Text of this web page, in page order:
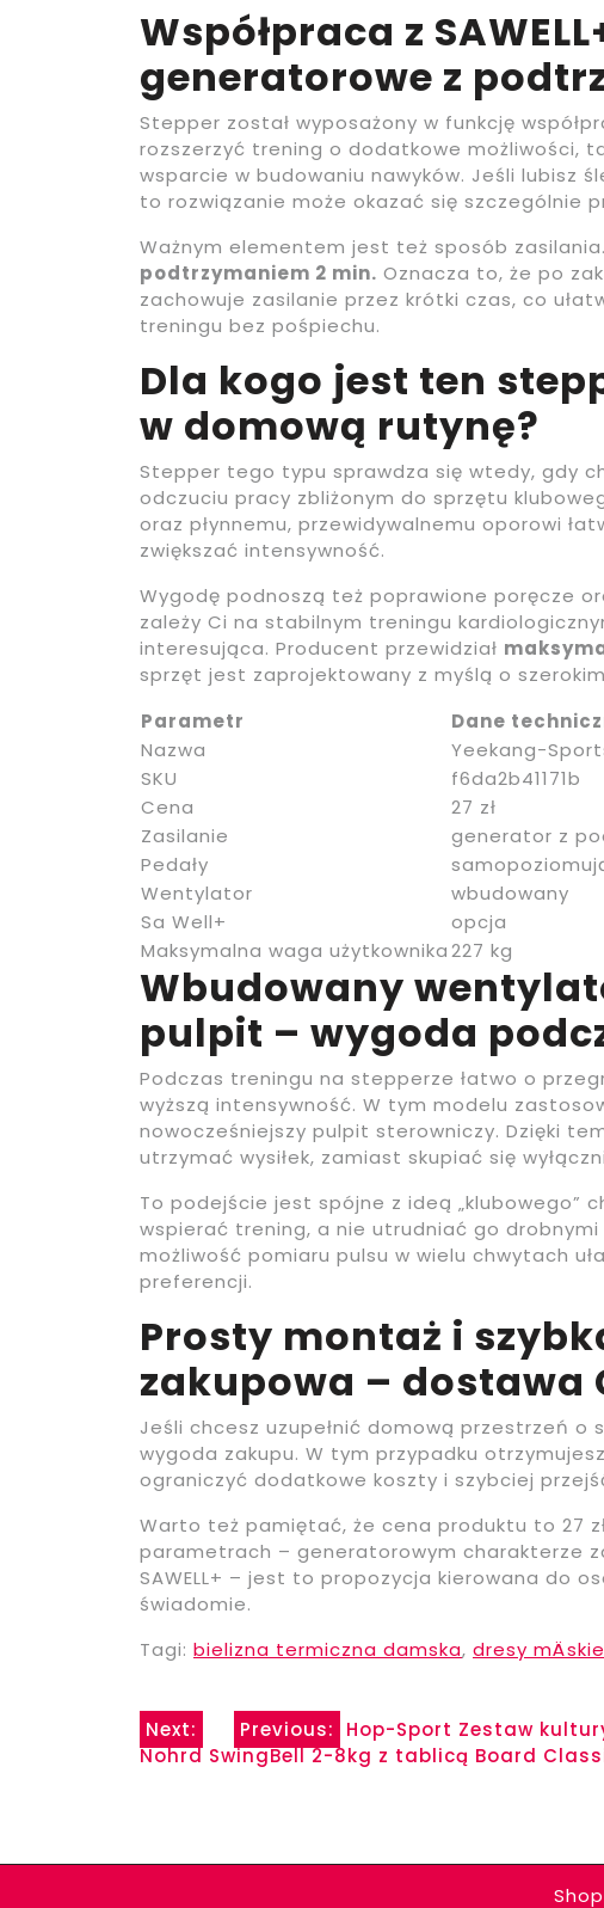
Współpraca z
generatorowe z
Stepper został wyposażony w funkcję
rozszerzyć trening o dodatkowe możliwości,
wsparcie w budowaniu nawyków. Jeśli lubisz
to rozwiązanie może okazać się szczególnie
Ważnym elementem jest też sposób
podtrzymaniem 2 min. Oznacza to, że po
zachowuje zasilanie przez krótki czas, co
treningu bez pośpiechu.
Dla kogo jest ten
w domową rutynę?
Stepper tego typu sprawdza się wtedy, gdy
odczuciu pracy zbliżonym do sprzętu
oraz płynnemu, przewidywalnemu oporowi
zwiększać intensywność.
Wygodę podnoszą też poprawione poręcze
zależy Ci na stabilnym treningu
interesująca. Producent przewidział
sprzęt jest zaprojektowany z myślą o
Parametr
Dane
Nazwa
Yeekang-
SKU
f6da2b41171b
Cena
27 zł
Zasilanie
generator z
Pedały
Wentylator
wbudowany
Sa Well+
opcja
Maksymalna waga użytkownika227 kg
Wbudowany
pulpit – wygoda
Podczas treningu na stepperze łatwo o
wyższą intensywność. W tym modelu
nowocześniejszy pulpit sterowniczy. Dzięki
utrzymać wysiłek, zamiast skupiać się
To podejście jest spójne z ideą „klubowego”
wspierać trening, a nie utrudniać go
możliwość pomiaru pulsu w wielu chwytach
preferencji.
Prosty montaż i
zakupowa – dostawa
Jeśli chcesz uzupełnić domową przestrzeń o
wygoda zakupu. W tym przypadku otrzymujesz
ograniczyć dodatkowe koszty i szybciej
Warto też pamiętać, że cena produktu to 27
parametrach – generatorowym charakterze
SAWELL+ – jest to propozycja kierowana do
świadomie.
Tagi: bielizna termiczna damska, dresy mÄskie
Nawigacja
wpisu
Previous: Hop-Sport Zestaw
Next:
Nohrd SwingBell 2-8kg z tablicą Board